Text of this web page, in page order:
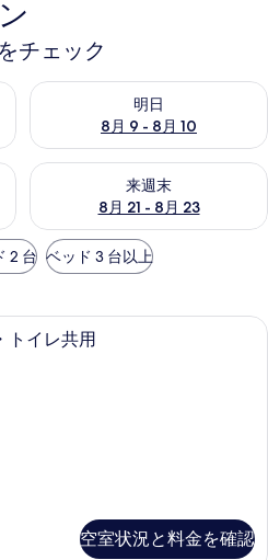
チェック
チェック
明日
8月 9 - 8月 10
明日 8月 9 - 8月 10 の空室状
況をチェック
来週末
8月 21 - 8月 23
来週末 8月 21 - 8月 23 の空室
2 台 ベッド 3 台以上
[禁煙] シングルルーム バス・トイレ
トイレ共用
空室状況と料金を確認